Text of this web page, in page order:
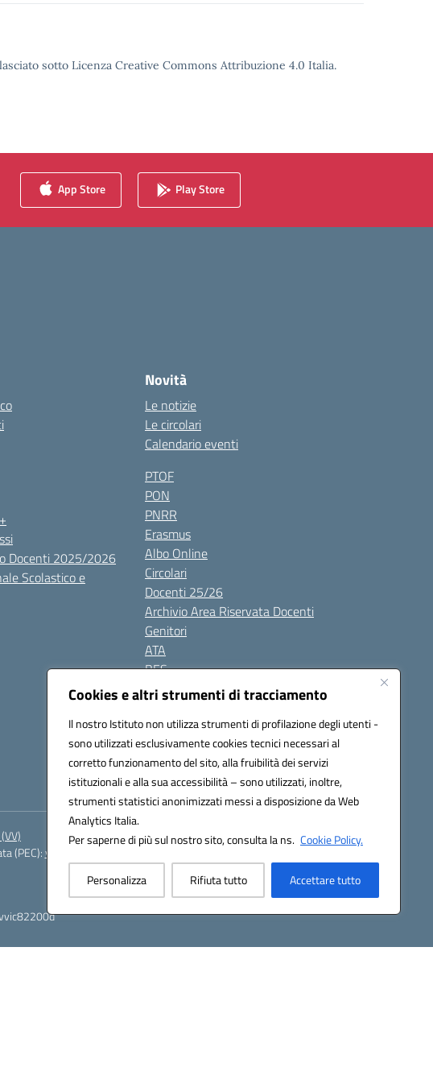
Cookies e altri strumenti di tracciamento
Il nostro Istituto non utilizza strumenti di profilazione degli utenti -
sono utilizzati esclusivamente cookies tecnici necessari al
corretto funzionamento del sito, alla fruibilità dei servizi
istituzionali e alla sua accessibilità – sono utilizzati, inoltre,
strumenti statistici anonimizzati messi a disposizione da Web
Analytics Italia.
Per saperne di più sul nostro sito, consulta la ns. Cookie Policy.
Personalizza Rifiuta tutto Accettare tutto
sotto Licenza Creative Commons Attribuzione 4.0 Italia.
App Store Play Store
Docenti 2025/2026
Scolastico e
Novità
Le notizie
Le circolari
Calendario eventi
PTOF
PON
PNRR
Erasmus
Albo Online
Circolari
Docenti 25/26
Archivio Area Riservata Docenti
Genitori
ATA
BES
Modulistica
Gallery
(PEC):vvic82200d@pec.istruzione.it